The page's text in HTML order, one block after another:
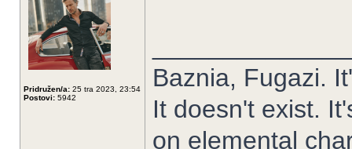
Pridružen/a: 25 tra 2023, 23:54
Postovi: 5942
Baznia, Fugazi.
It doesn't exist.
on elemental